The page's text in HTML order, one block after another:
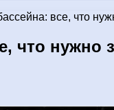
все, что
что нужно